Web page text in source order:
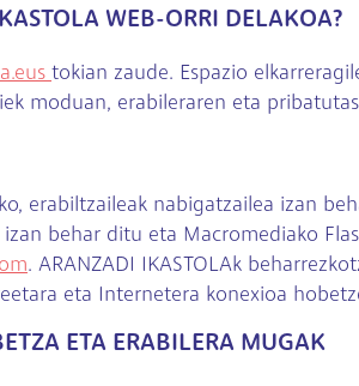
WEB-ORRI DELAKOA?
tokian zaude. Espazio
moduan, erabileraren eta
erabiltzaileak nabigatzailea izan
behar ditu eta Macromediako
. ARANZADI IKASTOLAk
eta Internetera konexioa
ETA ERABILERA MUGAK